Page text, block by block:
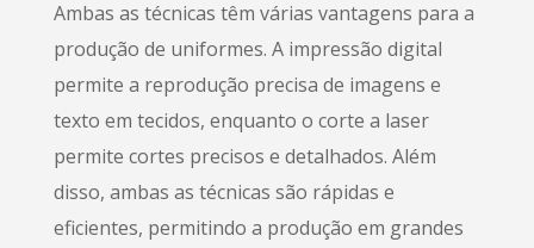
Ambas as técnicas têm várias vantagens para a
produção de uniformes. A impressão digital
permite a reprodução precisa de imagens e
texto em tecidos, enquanto o corte a laser
permite cortes precisos e detalhados. Além
disso, ambas as técnicas são rápidas e
eficientes, permitindo a produção em grandes